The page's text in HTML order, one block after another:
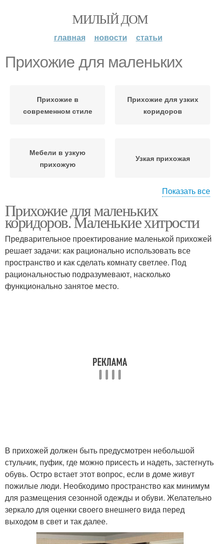
МИЛЫЙ ДОМ
главная новости статьи
Прихожие для маленьких
Прихожие в
современном стиле
Прихожие для узких
коридоров
Мебели в узкую
прихожую
Узкая прихожая
Прихожие в коридор
Показать все
Прихожие для маленьких
коридоров. Маленькие хитрости
Предварительное проектирование маленькой прихожей
решает задачи: как рационально использовать все
пространство и как сделать комнату светлее. Под
рациональностью подразумевают, насколько
функционально занятое место.
В прихожей должен быть предусмотрен небольшой
стульчик, пуфик, где можно присесть и надеть, застегнуть
обувь. Остро встает этот вопрос, если в доме живут
пожилые люди. Необходимо пространство как минимум
для размещения сезонной одежды и обуви. Желательно
зеркало для оценки своего внешнего вида перед
выходом в свет и так далее.